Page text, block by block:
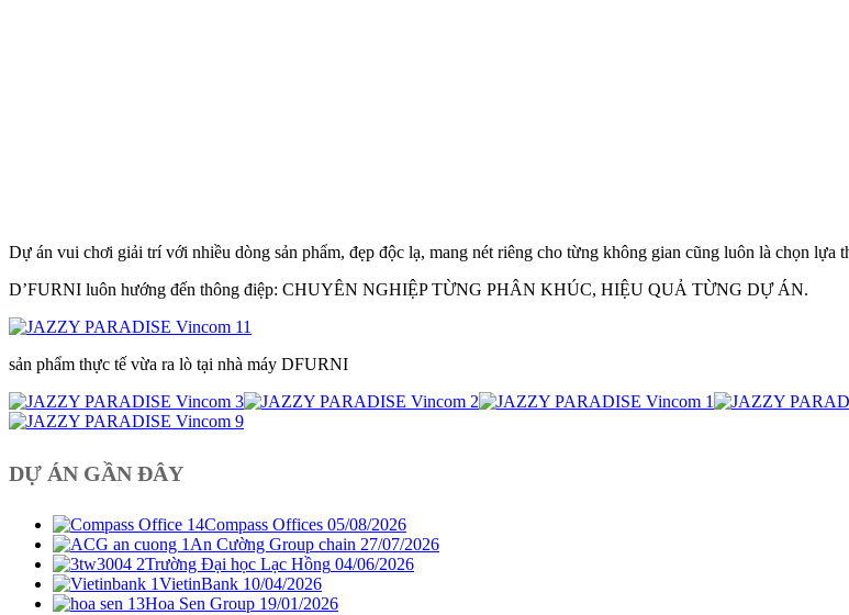
Dự án vui chơi giải trí với nhiều dòng sản phẩm, đẹp độc lạ, mang nét riêng cho từng không gian cũng luôn là chọn
D’FURNI luôn hướng đến thông điệp: CHUYÊN NGHIỆP TỪNG PHÂN KHÚC, HIỆU QUẢ TỪNG DỰ ÁN.
sản phẩm thực tế vừa ra lò tại nhà máy DFURNI
DỰ ÁN GẦN ĐÂY
Compass Offices 05/08/2026
An Cường Group chain 27/07/2026
Trường Đại học Lạc Hồng 04/06/2026
VietinBank 10/04/2026
Hoa Sen Group 19/01/2026